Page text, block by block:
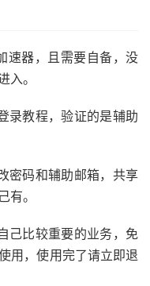
速器，且需要自备，没
入。
录教程，验证的是辅助
密码和辅助邮箱，共享
有。
己比较重要的业务，免
用，使用完了请立即退